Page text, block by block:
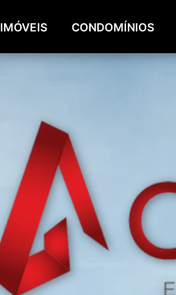
IMÓVEIS CONDOMÍNIOS